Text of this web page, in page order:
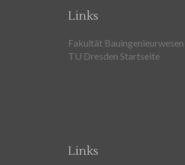
Links
Fakultät Bauingenieurwesen
TU Dresden Startseite
Links